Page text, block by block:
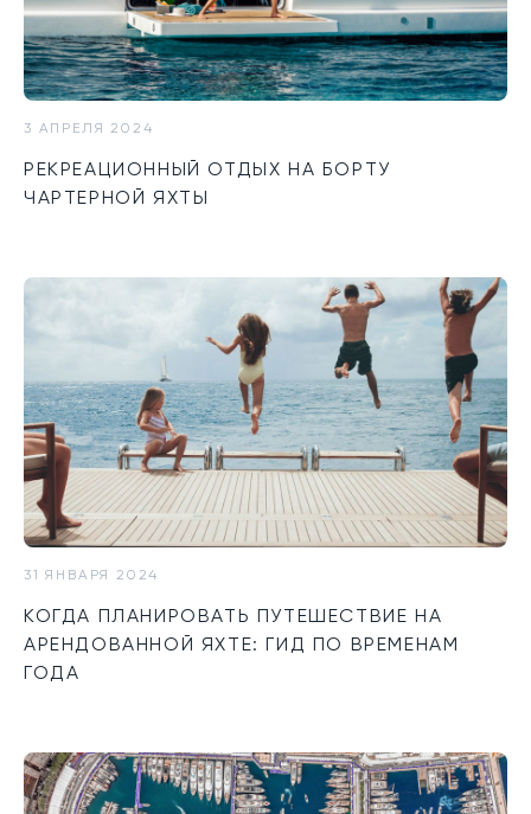
3 АПРЕЛЯ 2024
РЕКРЕАЦИОННЫЙ ОТДЫХ НА БОРТУ
ЧАРТЕРНОЙ ЯХТЫ
31 ЯНВАРЯ 2024
КОГДА ПЛАНИРОВАТЬ ПУТЕШЕСТВИЕ НА
АРЕНДОВАННОЙ ЯХТЕ: ГИД ПО ВРЕМЕНАМ
ГОДА